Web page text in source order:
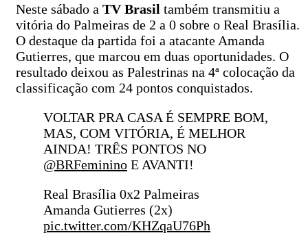
Neste sábado a TV Brasil também transmitiu a
vitória do Palmeiras de 2 a 0 sobre o Real Brasília.
O destaque da partida foi a atacante Amanda
Gutierres, que marcou em duas oportunidades. O
resultado deixou as Palestrinas na 4ª colocação da
classificação com 24 pontos conquistados.
VOLTAR PRA CASA É SEMPRE BOM,
MAS, COM VITÓRIA, É MELHOR
AINDA! TRÊS PONTOS NO
@BRFeminino E AVANTI!
Real Brasília 0x2 Palmeiras
Amanda Gutierres (2x)
pic.twitter.com/KHZqaU76Ph